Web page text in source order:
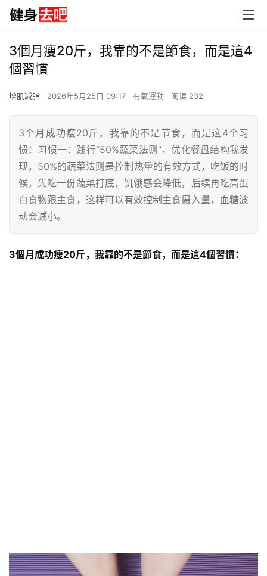
3個月瘦20斤，我靠的不是節食，而是這4
個習慣
增肌减脂 2026年5月25日 09:17 有氧運動 阅读 232
3个月成功瘦20斤，我靠的不是节食，而是这4个习
惯：习惯一：践行“50%蔬菜法则”，优化餐盘结构我发
现，50%的蔬菜法则是控制热量的有效方式，吃饭的时
候，先吃一份蔬菜打底，饥饿感会降低，后续再吃高蛋
白食物跟主食，这样可以有效控制主食摄入量，血糖波
动会减小。
3個月成功瘦20斤，我靠的不是節食，而是這4個習慣：